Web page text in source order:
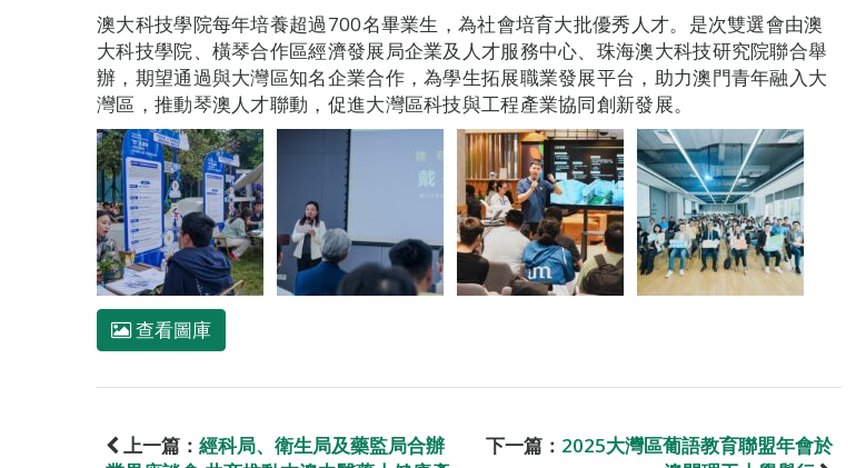
澳大科技學院每年培養超過700名畢業生，為社會培育大批優秀人才。是次雙選會由澳
大科技學院、橫琴合作區經濟發展局企業及人才服務中心、珠海澳大科技研究院聯合舉
辦，期望通過與大灣區知名企業合作，為學生拓展職業發展平台，助力澳門青年融入大
灣區，推動琴澳人才聯動，促進大灣區科技與工程產業協同創新發展。
查看圖庫
上一篇： 經科局、衛生局及藥監局合辦
下一篇： 2025大灣區葡語教育聯盟年會於